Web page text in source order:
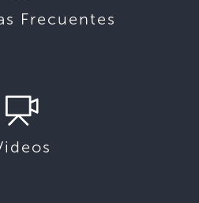
Frecuentes